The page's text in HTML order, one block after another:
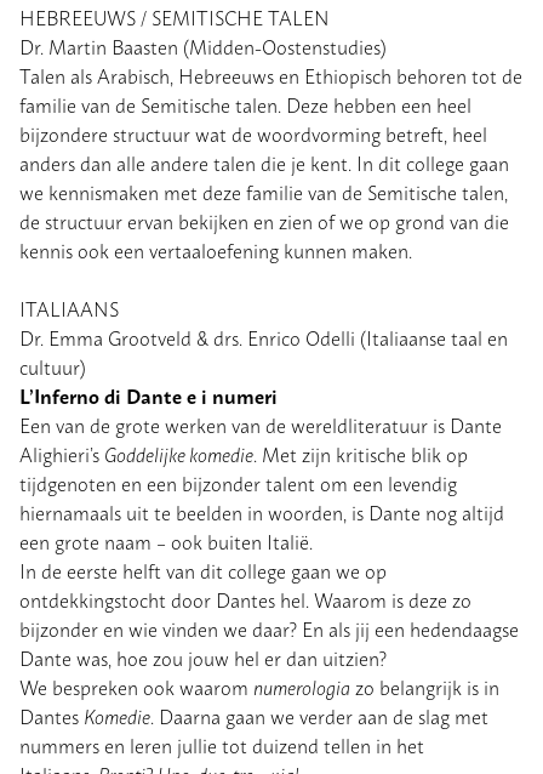
HEBREEUWS / SEMITISCHE TALEN
Dr. Martin Baasten (Midden-Oostenstudies)
Talen als Arabisch, Hebreeuws en Ethiopisch behoren tot de
familie van de Semitische talen. Deze hebben een heel
bijzondere structuur wat de woordvorming betreft, heel
anders dan alle andere talen die je kent. In dit college gaan
we kennismaken met deze familie van de Semitische talen,
de structuur ervan bekijken en zien of we op grond van die
kennis ook een vertaaloefening kunnen maken.
ITALIAANS
Dr. Emma Grootveld & drs. Enrico Odelli (Italiaanse taal en
cultuur)
L’Inferno di Dante e i numeri
Een van de grote werken van de wereldliteratuur is Dante
Alighieri’s Goddelijke komedie. Met zijn kritische blik op
tijdgenoten en een bijzonder talent om een levendig
hiernamaals uit te beelden in woorden, is Dante nog altijd
een grote naam – ook buiten Italië.
In de eerste helft van dit college gaan we op
ontdekkingstocht door Dantes hel. Waarom is deze zo
bijzonder en wie vinden we daar? En als jij een hedendaagse
Dante was, hoe zou jouw hel er dan uitzien?
We bespreken ook waarom numerologia zo belangrijk is in
Dantes Komedie. Daarna gaan we verder aan de slag met
nummers en leren jullie tot duizend tellen in het